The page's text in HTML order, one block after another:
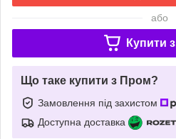
або
Купити з
Що таке купити з Пром?
Замовлення під захистом
Доступна доставка